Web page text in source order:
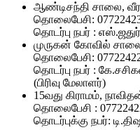
ஆண்டிசந்தி சாலை,
தொலைபேசி:
தொடர்பு நபர் :
முருகன் கோவில்
தொலைபேசி:
தொடர்பு நபர் :
(பிரிவு மேலாளர்)
15வது கிராமம்,
தொலைபேசி :
தொடர்புக்கு நபர்: